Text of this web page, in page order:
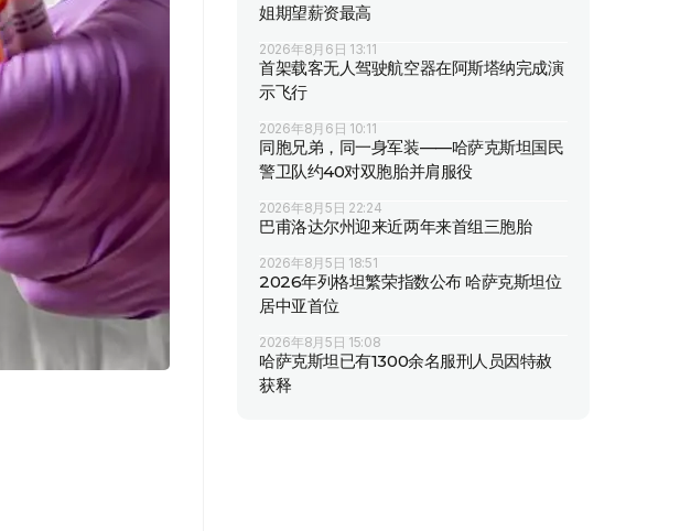
姐期望薪资最高
2026年8月6日 13:11
首架载客无人驾驶航空器在阿斯塔纳完成演
示飞行
2026年8月6日 10:11
同胞兄弟，同一身军装——哈萨克斯坦国民
警卫队约40对双胞胎并肩服役
2026年8月5日 22:24
巴甫洛达尔州迎来近两年来首组三胞胎
2026年8月5日 18:51
2026年列格坦繁荣指数公布 哈萨克斯坦位
居中亚首位
2026年8月5日 15:08
哈萨克斯坦已有1300余名服刑人员因特赦
获释